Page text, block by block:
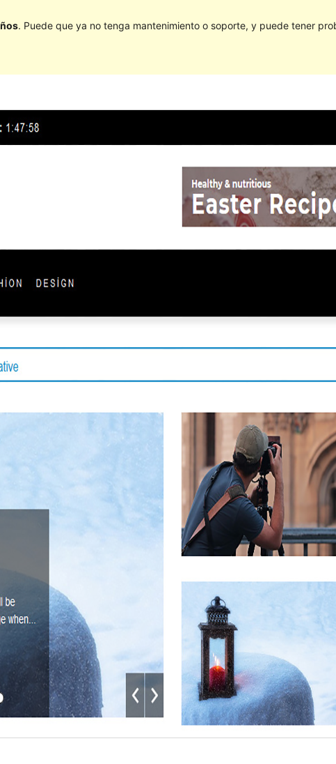
. Puede que ya no tenga mantenimiento o soporte, y puede tener